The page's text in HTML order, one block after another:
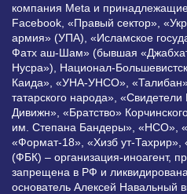
компания Meta и
Facebook, «Правый сектор»,
армия» (УПА), «Исламское
Фатх аш-Шам» (бывшая
Нусра»), Национал-
Каида», «УНА-УНСО»,
татарского народа»,
Дивижн», «Братство»
им. Степана Бандеры», «НСО»,
«Формат-18», «Хизб ут-
(ФБК) – организация-иноагент,
запрещена в РФ и
основатель Алексей Навальный